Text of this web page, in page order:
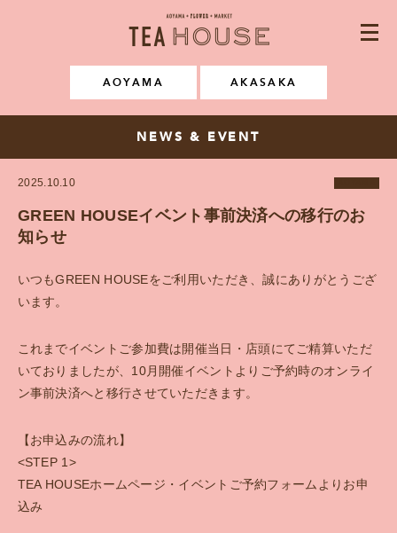
CONCEPT
SPACE RENTAL
RECRUIT
Instagram
AOYAMA AKASAKA
NEWS & EVENT
2025.10.10
GREEN HOUSEイベント事前決済への移行のお
知らせ
いつもGREEN HOUSEをご利用いただき、誠にありがとうござ
います。
これまでイベントご参加費は開催当日・店頭にてご精算いただ
いておりましたが、10月開催イベントよりご予約時のオンライ
ン事前決済へと移行させていただきます。
【お申込みの流れ】
<STEP 1>
TEA HOUSEホームページ・イベントご予約フォームよりお申
込み